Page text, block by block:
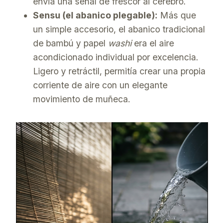
Sensu (el abanico plegable): Más que
un simple accesorio, el abanico tradicional
de bambú y papel washiera el aire
acondicionado individual por excelencia.
Ligero y retráctil, permitía crear una propia
corriente de aire con un elegante
movimiento de muñeca.